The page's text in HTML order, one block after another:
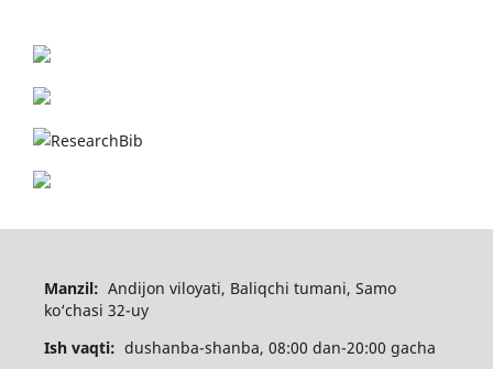
Manzil: Andijon viloyati, Baliqchi tumani, Samo
ko‘chasi 32-uy
Ish vaqti: dushanba-shanba, 08:00 dan-20:00 gacha